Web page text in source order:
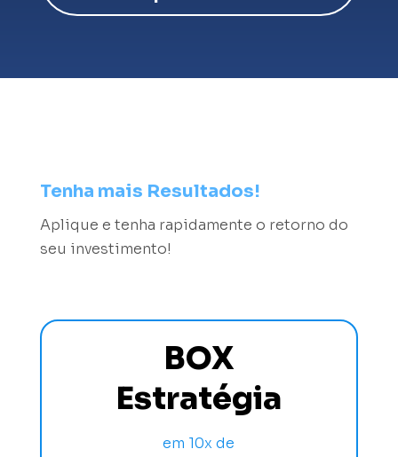
Tenha mais Resultados!
Aplique e tenha rapidamente o retorno do
seu investimento!
BOX
Estratégia
em 10x de